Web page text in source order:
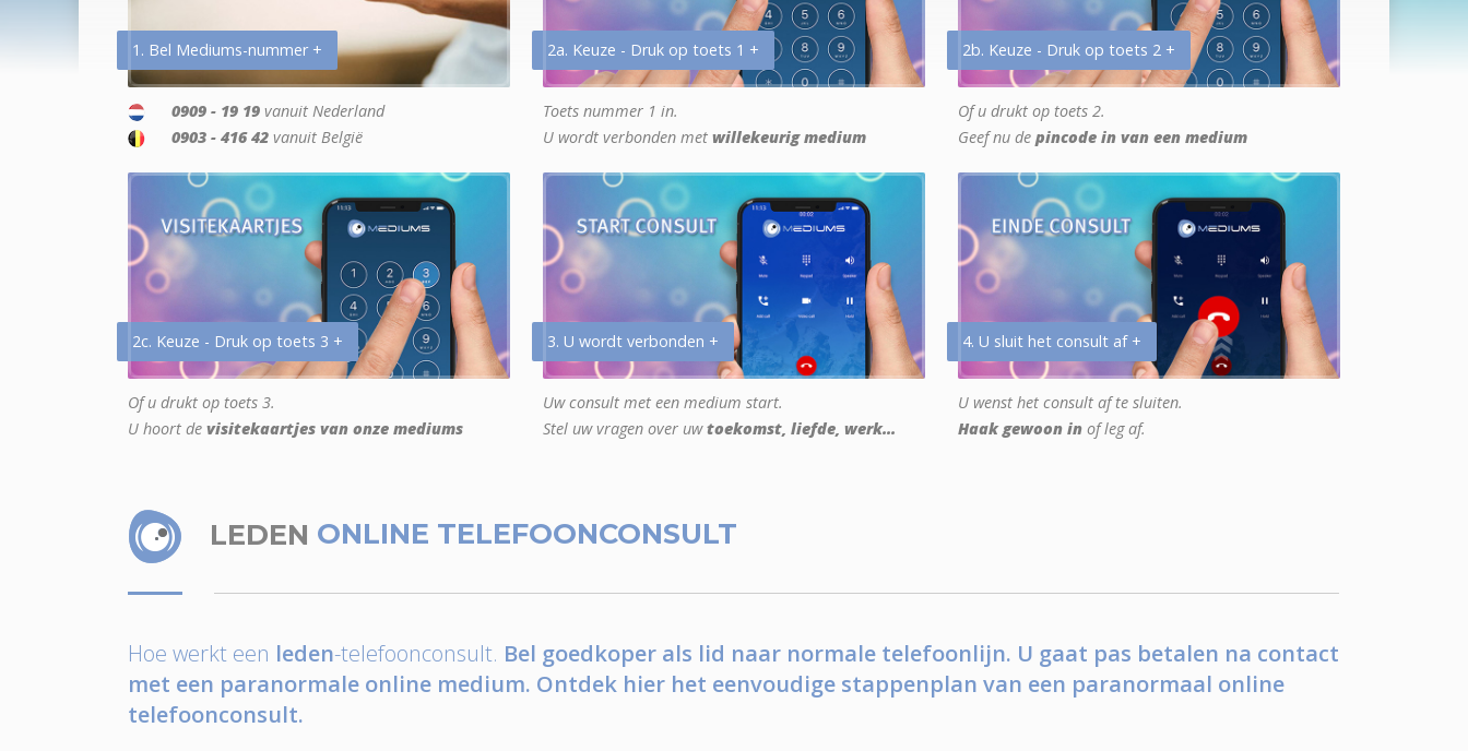
1. Bel Mediums-nummer +
0909 - 19 19 vanuit Nederland
0903 - 416 42 vanuit België
2a. Keuze - Druk op toets 1 +
Toets nummer 1 in.
U wordt verbonden met willekeurig medium
2b. Keuze - Druk op toets 2 +
Of u drukt op toets 2.
Geef nu de pincode in van een medium
2c. Keuze - Druk op toets 3 +
Of u drukt op toets 3.
U hoort de visitekaartjes van onze mediums
3. U wordt verbonden +
Uw consult met een medium start.
Stel uw vragen over uwtoekomst, liefde, werk...
4. U sluit het consult af +
U wenst het consult af te sluiten.
Haak gewoon in of leg af.
LEDEN ONLINE TELEFOONCONSULT
Hoe werkt een leden-telefoonconsult. Bel goedkoper als lid naar normale telefoonlijn. U gaat pas betalen na contact
met een paranormale online medium. Ontdek hier het eenvoudige stappenplan van een paranormaal online
telefoonconsult.